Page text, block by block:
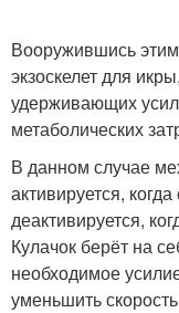
Вооружившись
экзоскелет для
удерживающих
метаболических
В данном случае
активируется,
деактивируется,
Кулачок берёт на
необходимое
уменьшить